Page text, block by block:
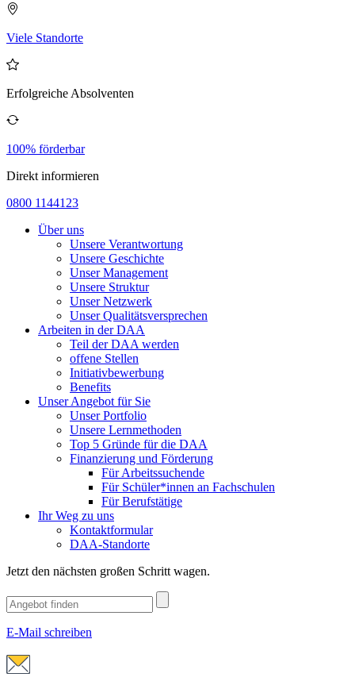
Viele Standorte
Erfolgreiche Absolventen
100% förderbar
Direkt informieren
0800 1144123
Über uns
Unsere Verantwortung
Unsere Geschichte
Unser Management
Unsere Struktur
Unser Netzwerk
Unser Qualitätsversprechen
Arbeiten in der DAA
Teil der DAA werden
offene Stellen
Initiativbewerbung
Benefits
Unser Angebot für Sie
Unser Portfolio
Unsere Lernmethoden
Top 5 Gründe für die DAA
Finanzierung und Förderung
Für Arbeitssuchende
Für Schüler*innen an Fachschulen
Für Berufstätige
Ihr Weg zu uns
Kontaktformular
DAA-Standorte
Jetzt den nächsten großen Schritt wagen.
E-Mail schreiben